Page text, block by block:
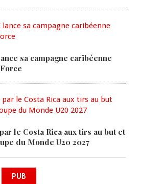
sa campagne caribéenne
le Costa Rica aux tirs au but et
du Monde U20 2027
PUB